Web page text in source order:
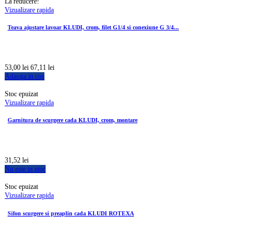
Vizualizare rapida
Teava ajustare lavoar KLUDI, crom, filet G1/4 si conexiune G 3/4...
53,00 lei 67,11 lei
Adauga in cos
Stoc epuizat
Vizualizare rapida
Garnitura de scurgere cada KLUDI, crom, montare
31,52 lei
Nu este in stoc
Stoc epuizat
Vizualizare rapida
Sifon scurgere si preaplin cada KLUDI ROTEXA